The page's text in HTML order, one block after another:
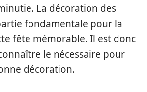
La décoration des
fondamentale pour la
fête mémorable. Il est donc
le nécessaire pour
décoration.